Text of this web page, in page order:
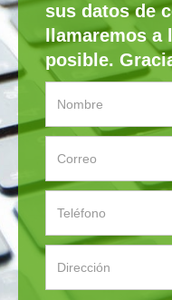
sus datos de
llamaremos a
posible.